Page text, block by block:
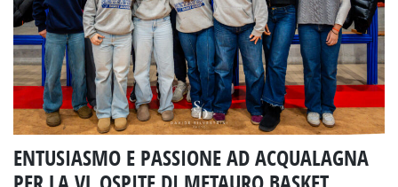
ENTUSIASMO E PASSIONE AD ACQUALAGNA